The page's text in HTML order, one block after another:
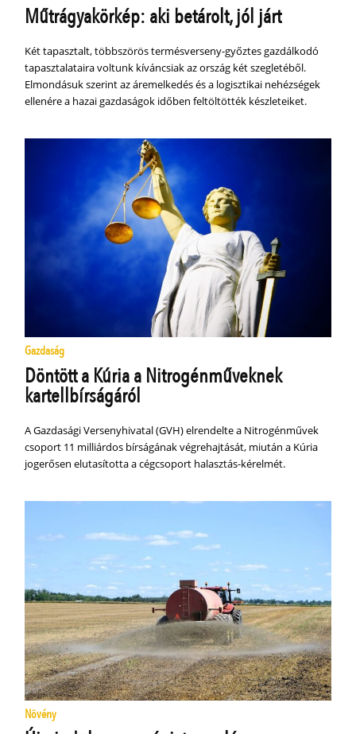
Műtrágyakörkép: aki betárolt, jól járt
Két tapasztalt, többszörös termésverseny-győztes gazdálkodó
tapasztalataira voltunk kíváncsiak az ország két szegletéből.
Elmondásuk szerint az áremelkedés és a logisztikai nehézségek
ellenére a hazai gazdaságok időben feltöltötték készleteiket.
Gazdaság
Döntött a Kúria a Nitrogénműveknek
kartellbírságáról
A Gazdasági Versenyhivatal (GVH) elrendelte a Nitrogénművek
csoport 11 milliárdos bírságának végrehajtását, miután a Kúria
jogerősen elutasította a cégcsoport halasztás-kérelmét.
Növény